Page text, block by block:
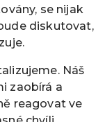
se nijak
diskutovat,
Náš
zaobírá a
reagovat ve